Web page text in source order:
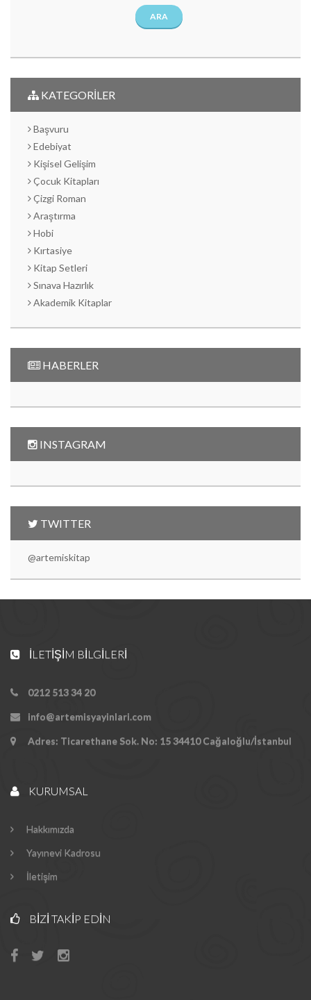
ARA
KATEGORİLER
Başvuru
Edebiyat
Kişisel Gelişim
Çocuk Kitapları
Çizgi Roman
Araştırma
Hobi
Kırtasiye
Kitap Setleri
Sınava Hazırlık
Akademik Kitaplar
HABERLER
INSTAGRAM
TWITTER
@artemiskitap
İLETIŞIM BILGILERI
0212 513 34 20
info@artemisyayinlari.com
Adres: Ticarethane Sok. No: 15 34410 Cağaloğlu/İstanbul
KURUMSAL
Hakkımızda
Yayınevi Kadrosu
İletişim
BIZI TAKIP EDIN